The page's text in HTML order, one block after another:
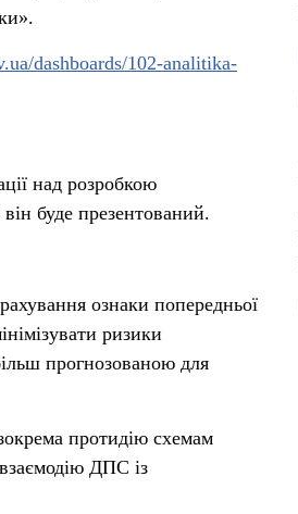
dashboards/102-analitika-
над розробкою
буде презентований.
ознаки попередньої
ризики
прогнозованою для
протидію схемам
ДПС із